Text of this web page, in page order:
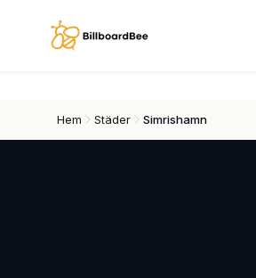
Hem Städer Simrishamn